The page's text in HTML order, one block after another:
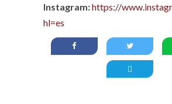
Instagram:https://
hl=es